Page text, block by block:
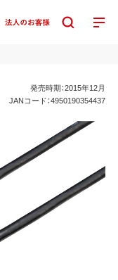
発売時期：2015年12月
JANコード：4950190354437